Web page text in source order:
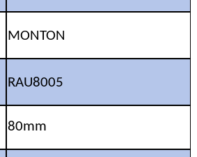
MONTON
RAU8005
80mm